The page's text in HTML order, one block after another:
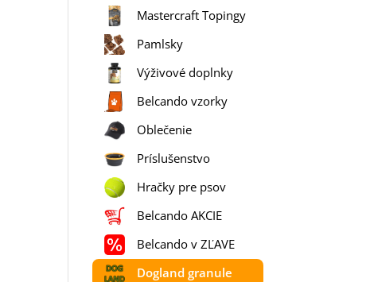
Mastercraft Topingy
Pamlsky
Výživové doplnky
Belcando vzorky
Oblečenie
Príslušenstvo
Hračky pre psov
Belcando AKCIE
Belcando v ZĽAVE
Dogland granule